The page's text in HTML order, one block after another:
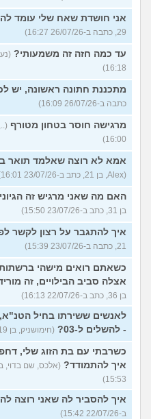
אני חושדת שאח שלי עומד
29, כתבה ב-26/07/26 16:27)
עד כמה חזה זה משמעותי?
16:18)
מתכננת חתונה ראשונה, יש
כתבה ב-26/07/26 16:09)
מרגישה חוסר בטחון מטורף
16:00)
אמא לא רוצה שאלמד תואר
(Alex, בן 21, כתב ב-23/07/26 16:01)
האם מה שאני מרגיש זה הגיוני
בן 31, כתב ב-23/07/26 15:50)
איך להתגבר על רצון לקשר
21, כתבה ב-23/07/26 15:39)
כשאתם רואים מישהי
אצלה סביב הבילויים, זה
בן 36, כתב ב-22/07/26 16:13)
לאנשים ששירתו בחיל הטנ"א,
- להשלים ל-03?
(חימושניק, בן 19, כתב ב-22/07/26 16:04)
כשרבתי עם בת הזוג שלי,
איך להתמודד?
15:53)
איך להסביר לה שאני רוצה
ב-22/07/26 15:42)